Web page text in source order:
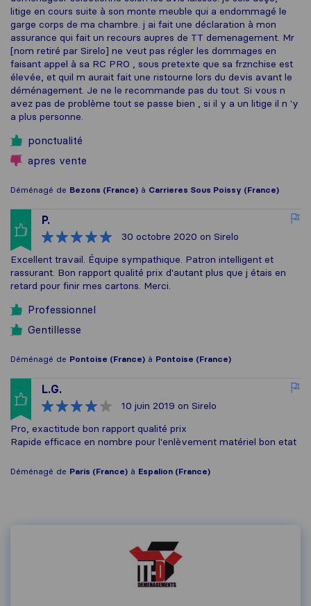
litige en cours suite à son monte meuble qui a endommagé le
garge corps de ma chambre. j ai fait une déclaration à mon
assurance qui fait un recours aupres de TT demenagement. Mr
[nom retiré par Sirelo] ne veut pas régler les dommages en
faisant appel à sa RC PRO , sous pretexte que sa frznchise est
élevée, et quil m aurait fait une ristourne lors du devis avant le
déménagement. Je ne le recommande pas du tout. Si vous n
avez pas de problème tout se passe bien , si il y a un litige il n 'y
a plus personne.
ponctualité
apres vente
Déménagé de Bezons (France) à Carrieres Sous Poissy (France)
P.
30 octobre 2020 on Sirelo
Excellent travail. Équipe sympathique. Patron intelligent et
rassurant. Bon rapport qualité prix d'autant plus que j étais en
retard pour finir mes cartons. Merci.
Professionnel
Gentillesse
Déménagé de Pontoise (France) à Pontoise (France)
L.G.
10 juin 2019 on Sirelo
Pro, exactitude bon rapport qualité prix
Rapide efficace en nombre pour l'enlèvement matériel bon etat
Déménagé de Paris (France) à Espalion (France)